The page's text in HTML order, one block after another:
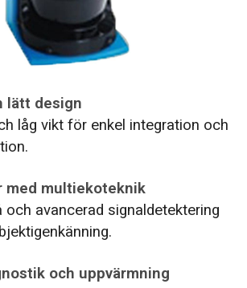
lätt design
låg vikt för enkel integration och
med multiekoteknik
och avancerad signaldetektering
och uppvärmning